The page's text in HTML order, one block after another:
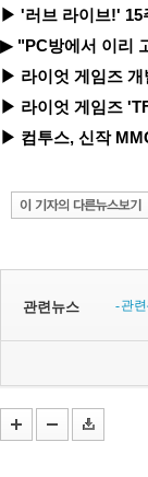
▶ '러브 라이브!' 15
▶ "PC방에서 이리
▶ 라이엇 게임즈 개
▶ 라이엇 게임즈
▶ 컴투스, 신작
관련뉴스 - 관